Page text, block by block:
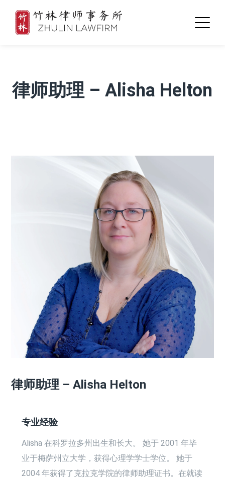
律师助理 – Alisha Helton
律师助理 – Alisha Helton
专业经验
Alisha 在科罗拉多州出生和长大。 她于 2001 年毕
业于梅萨州立大学，获得心理学学士学位。 她于
2004 年获得了克拉克学院的律师助理证书。在就读